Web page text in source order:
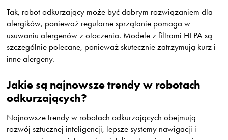
Tak, robot odkurzający może być dobrym rozwiązaniem dla
alergików, ponieważ regularne sprzątanie pomaga w
usuwaniu alergenów z otoczenia. Modele z filtrami HEPA są
szczególnie polecane, ponieważ skutecznie zatrzymują kurz i
inne alergeny.
Jakie są najnowsze trendy w robotach
odkurzających?
Najnowsze trendy w robotach odkurzających obejmują
rozwój sztucznej inteligencji, lepsze systemy nawigacji i